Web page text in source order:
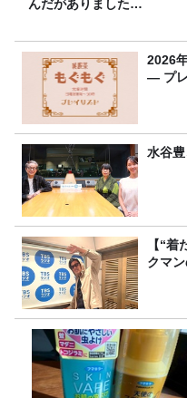
んだがありました…
2026
― プ
水谷
【“
クマ